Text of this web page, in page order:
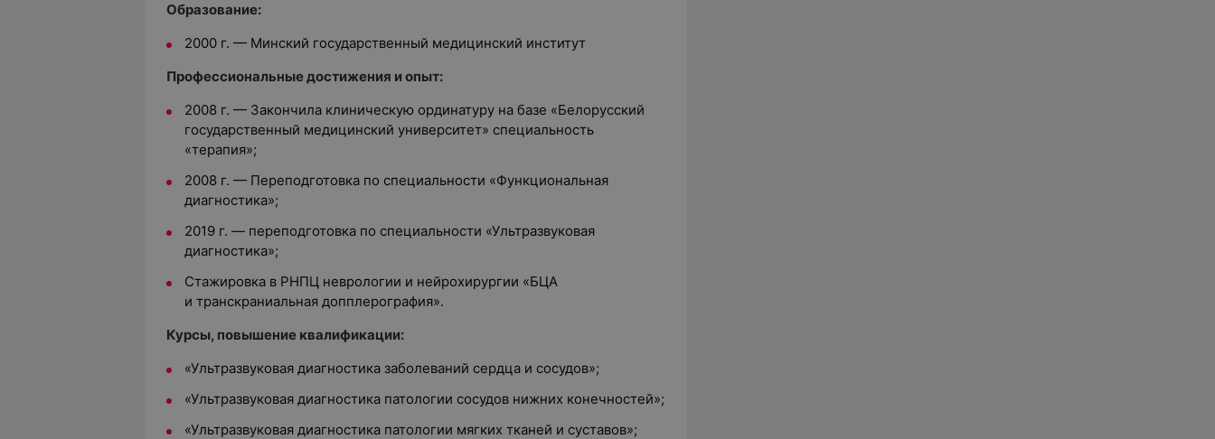
Образование:
2000 г. — Минский государственный медицинский институт
Профессиональные достижения и опыт:
2008 г. — Закончила клиническую ординатуру на базе «Белорусский
государственный медицинский университет» специальность
«терапия»;
2008 г. — Переподготовка по специальности «Функциональная
диагностика»;
2019 г. — переподготовка по специальности «Ультразвуковая
диагностика»;
Стажировка в РНПЦ неврологии и нейрохирургии «БЦА
и транскраниальная допплерография».
Курсы, повышение квалификации:
«Ультразвуковая диагностика заболеваний сердца и сосудов»;
«Ультразвуковая диагностика патологии сосудов нижних конечностей»;
«Ультразвуковая диагностика патологии мягких тканей и суставов»;